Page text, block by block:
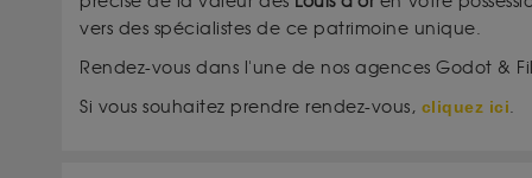
vers des spécialistes de ce patrimoine unique.
Rendez-vous dans l'une de nos agences Godot &
Si vous souhaitez prendre rendez-vous, cliquez ici.